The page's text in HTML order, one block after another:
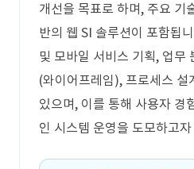
개선을 목표로 하며, 주요 기
반의 웹 SI 솔루션이 포함됩
및 모바일 서비스 기획, 업무
(와이어프레임), 프로세스 설
있으며, 이를 통해 사용자 경
인 시스템 운영을 도모하고